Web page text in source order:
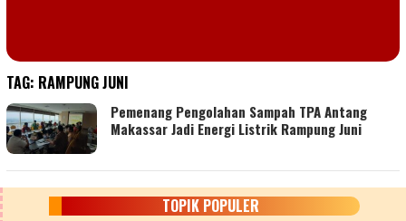
TAG: RAMPUNG JUNI
Pemenang Pengolahan Sampah TPA Antang
Makassar Jadi Energi Listrik Rampung Juni
TOPIK POPULER